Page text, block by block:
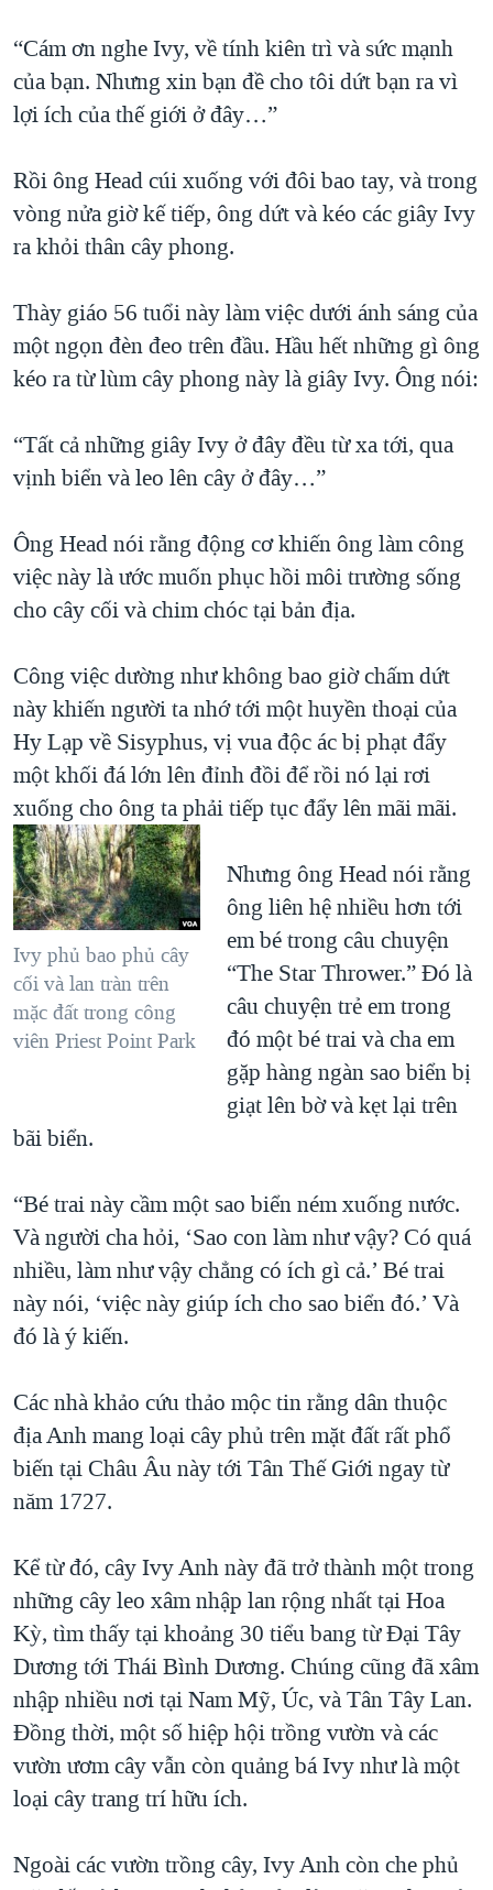
“Cám ơn nghe Ivy, về tính kiên trì và sức mạnh
của bạn. Nhưng xin bạn đề cho tôi dứt bạn ra vì
lợi ích của thế giới ở đây…”
Rồi ông Head cúi xuống với đôi bao tay, và trong
vòng nửa giờ kế tiếp, ông dứt và kéo các giây Ivy
ra khỏi thân cây phong.
Thày giáo 56 tuổi này làm việc dưới ánh sáng của
một ngọn đèn đeo trên đầu. Hầu hết những gì ông
kéo ra từ lùm cây phong này là giây Ivy. Ông nói:
“Tất cả những giây Ivy ở đây đều từ xa tới, qua
vịnh biển và leo lên cây ở đây…”
Ông Head nói rằng động cơ khiến ông làm công
việc này là ước muốn phục hồi môi trường sống
cho cây cối và chim chóc tại bản địa.
Công việc dường như không bao giờ chấm dứt
này khiến người ta nhớ tới một huyền thoại của
Hy Lạp về Sisyphus, vị vua độc ác bị phạt đẩy
một khối đá lớn lên đỉnh đồi để rồi nó lại rơi
xuống cho ông ta phải tiếp tục đẩy lên mãi mãi.
Ivy phủ bao phủ cây
cối và lan tràn trên
mặc đất trong công
viên Priest Point Park
Nhưng ông Head nói rằng
ông liên hệ nhiều hơn tới
em bé trong câu chuyện
“The Star Thrower.” Đó là
câu chuyện trẻ em trong
đó một bé trai và cha em
gặp hàng ngàn sao biển bị
giạt lên bờ và kẹt lại trên
bãi biển.
“Bé trai này cầm một sao biển ném xuống nước.
Và người cha hỏi, ‘Sao con làm như vậy? Có quá
nhiều, làm như vậy chẳng có ích gì cả.’ Bé trai
này nói, ‘việc này giúp ích cho sao biển đó.’ Và
đó là ý kiến.
Các nhà khảo cứu thảo mộc tin rằng dân thuộc
địa Anh mang loại cây phủ trên mặt đất rất phổ
biến tại Châu Âu này tới Tân Thế Giới ngay từ
năm 1727.
Kể từ đó, cây Ivy Anh này đã trở thành một trong
những cây leo xâm nhập lan rộng nhất tại Hoa
Kỳ, tìm thấy tại khoảng 30 tiểu bang từ Đại Tây
Dương tới Thái Bình Dương. Chúng cũng đã xâm
nhập nhiều nơi tại Nam Mỹ, Úc, và Tân Tây Lan.
Đồng thời, một số hiệp hội trồng vườn và các
vườn ươm cây vẫn còn quảng bá Ivy như là một
loại cây trang trí hữu ích.
Ngoài các vườn trồng cây, Ivy Anh còn che phủ